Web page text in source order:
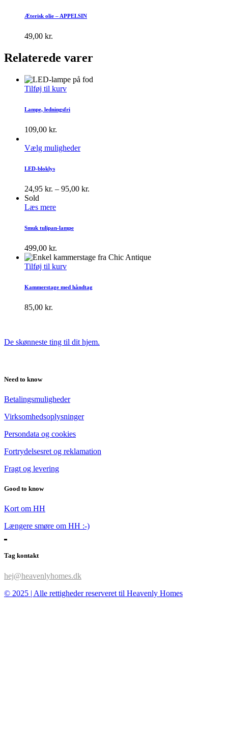
Æterisk olie – APPELSIN
49,00 kr.
Relaterede varer
Tilføj til kurv
Lampe, ledningsfri
109,00 kr.
Vælg muligheder
LED-bloklys
24,95 kr. – 95,00 kr.
Sold
Læs mere
Smuk tulipan-lampe
499,00 kr.
Tilføj til kurv
Kammerstage med håndtag
85,00 kr.
De skønneste ting til dit hjem.
Need to know
Betalingsmuligheder
Virksomhedsoplysninger
Persondata og cookies
Fortrydelsesret og reklamation
Fragt og levering
Good to know
Kort om HH
Længere smøre om HH :-)
Tag kontakt
hej@heavenlyhomes.dk
© 2025 | Alle rettigheder reserveret til Heavenly Homes